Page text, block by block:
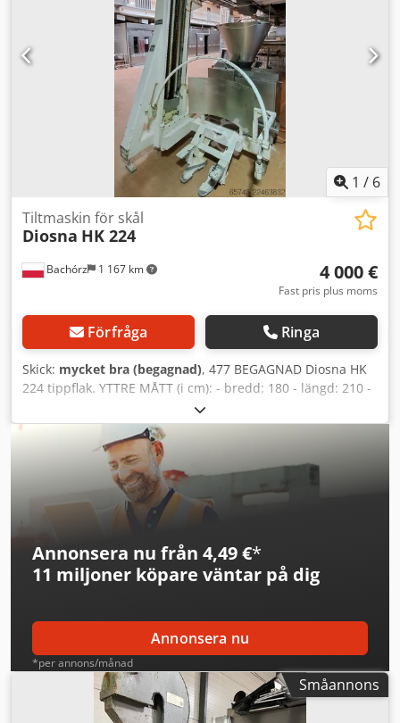
1 / 6
Bachórz 1 167 km
Tiltmaskin för skål
Diosna HK 224
4 000 €
Fast pris plus moms
Förfråga Ringa
Skick: mycket bra (begagnad), 477 BEGAGNAD Diosna HK
224 tippflak. YTTRE MÅTT (i cm): - bredd: 180 - längd: 210 -
höjd: 320 TEKNISKA DATA: - effekt: 1,1 kW - spänning: 400V
50Hz Angivet pris är ett netto-pris. Dedpfx Akjzqvm Eeqjwa
Följande tillval finns tillgängliga mot en extra kostnad:
transport av maskinen. VI TALAR ENGELSKA, TYSKA,
FRANSKA, RYSKA OCH UKRAINSKA.
Annonsera nu från 4,49 €*
11 miljoner köpare väntar på dig
Annonsera nu
*per annons/månad
Småannons